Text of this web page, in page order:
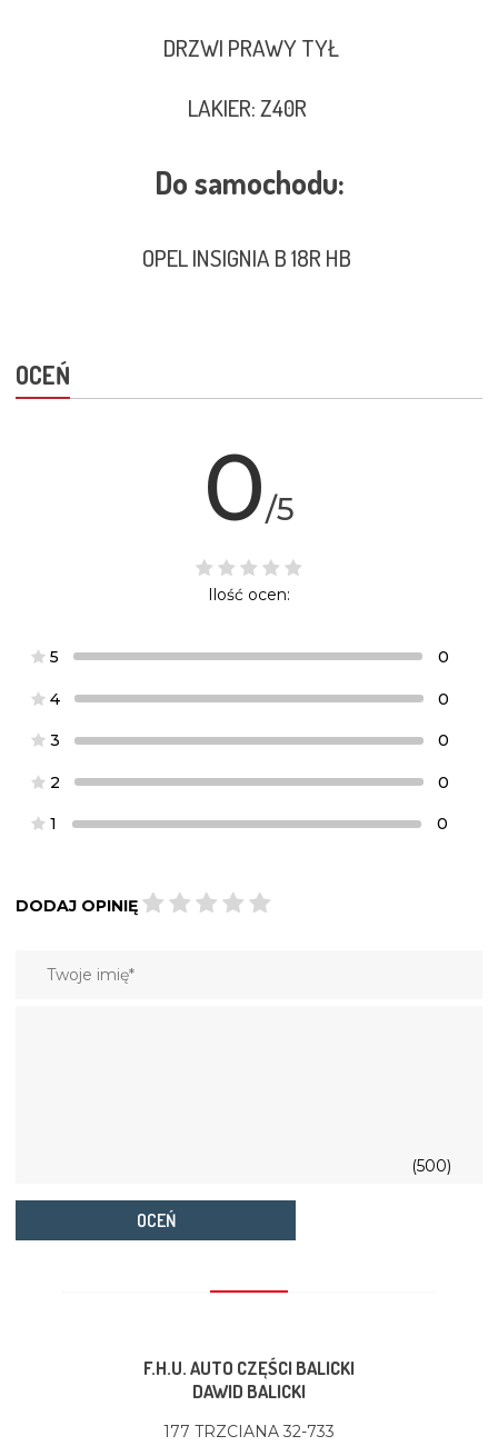
DRZWI PRAWY TYŁ
LAKIER: Z40R
Do samochodu:
OPEL INSIGNIA B 18R HB
OCEŃ
0/5
Ilość ocen:
5 0
4 0
3 0
2 0
1 0
DODAJ OPINIĘ
(500)
OCEŃ
F.H.U. AUTO CZĘŚCI BALICKI
DAWID BALICKI
177 TRZCIANA 32-733